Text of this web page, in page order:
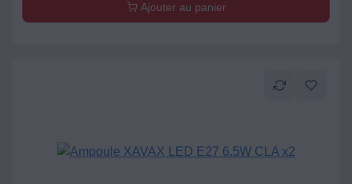
Ajouter au panier